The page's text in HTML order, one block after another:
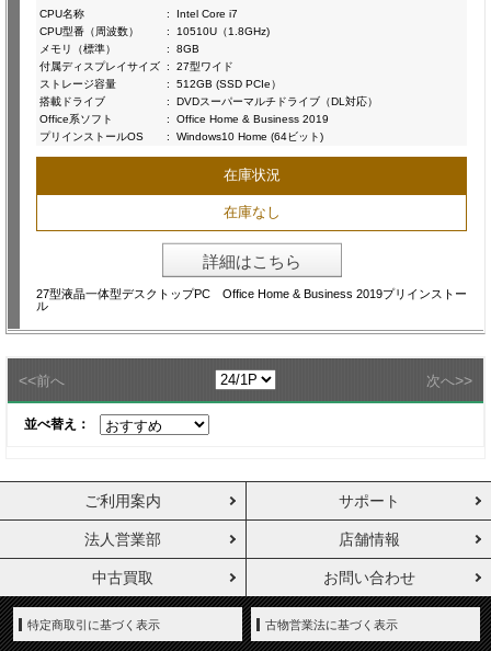
CPU名称
:
Intel Core i7
CPU型番（周波数）
:
10510U（1.8GHz)
メモリ（標準）
:
8GB
付属ディスプレイサイズ :
27型ワイド
ストレージ容量
:
512GB (SSD PCIe）
搭載ドライブ
:
DVDスーパーマルチドライブ（DL対応）
Office系ソフト
:
Office Home & Business 2019
プリインストールOS
: Windows10 Home (64ビット)
在庫状況
在庫なし
詳細はこちら
27型液晶一体型デスクトップPC Office Home & Business 2019プリインストー
ル
<<前へ 次へ>>
並べ替え：
ご利用案内 サポート
法人営業部 店舗情報
中古買取 お問い合わせ
特定商取引に基づく表示 古物営業法に基づく表示